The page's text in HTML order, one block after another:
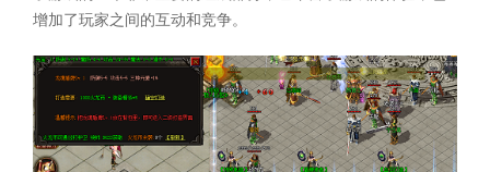
增加了玩家之间的互动和竞争。